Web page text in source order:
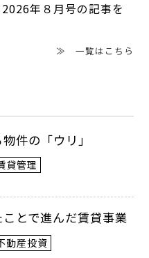
校生の頃からＡ
育った愛知県を離
の美容室を利用。
ってもらうなど、
てきた。
のプライベートサ
運営していた。と
2026年８月号の記事を
≫ 一覧はこちら
件の「ウリ」
貸管理
とで進んだ賃貸事業
動産投資